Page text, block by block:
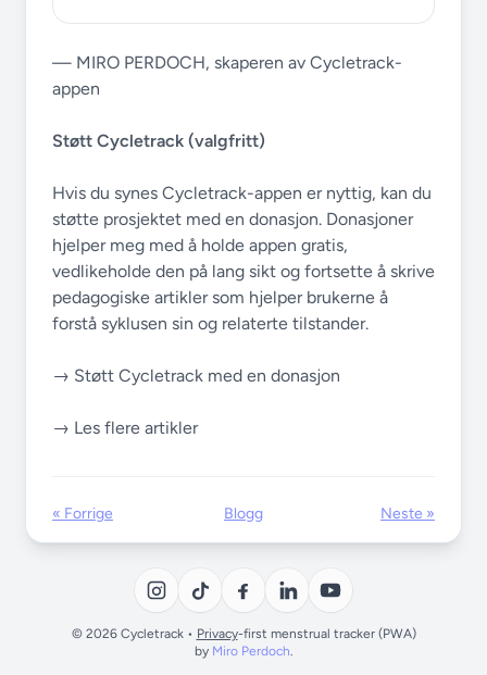
— MIRO PERDOCH, skaperen av Cycletrack-
appen
Støtt Cycletrack (valgfritt)
Hvis du synes Cycletrack-appen er nyttig, kan du
støtte prosjektet med en donasjon. Donasjoner
hjelper meg med å holde appen gratis,
vedlikeholde den på lang sikt og fortsette å skrive
pedagogiske artikler som hjelper brukerne å
forstå syklusen sin og relaterte tilstander.
→ Støtt Cycletrack med en donasjon
→ Les flere artikler
« Forrige Blogg Neste »
© 2026 Cycletrack • Privacy-first menstrual tracker (PWA)
by Miro Perdoch.